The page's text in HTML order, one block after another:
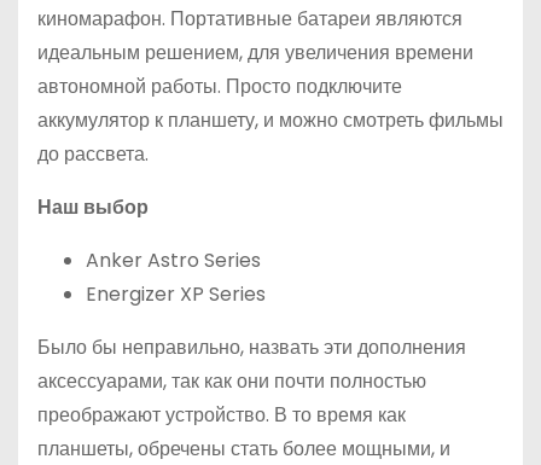
киномарафон. Портативные батареи являются
идеальным решением, для увеличения времени
автономной работы. Просто подключите
аккумулятор к планшету, и можно смотреть фильмы
до рассвета.
Наш выбор
Anker Astro Series
Energizer XP Series
Было бы неправильно, назвать эти дополнения
аксессуарами, так как они почти полностью
преображают устройство. В то время как
планшеты, обречены стать более мощными, и